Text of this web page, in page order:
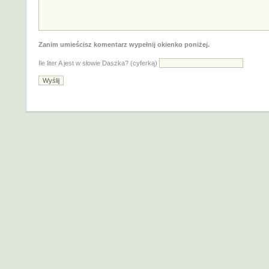
Zanim umieścisz komentarz wypełnij okienko poniżej.
Ile liter A jest w słowie Daszka? (cyferką)